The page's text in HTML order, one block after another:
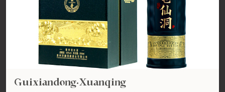
Guixiandong·Xuanqing